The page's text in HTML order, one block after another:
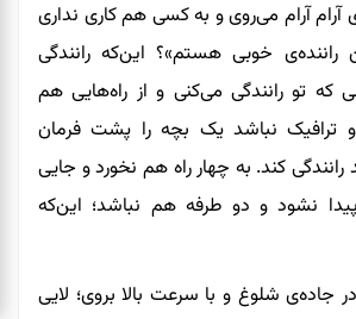
آرام می‌روی و به کسی هم کاری نداری
راننده‌ی خوبی هستم»؟این‌که رانندگی
که تو رانندگی می‌کنی و از راه‌هایی هم
ترافیک نباشد یک بچه‌ را پشت فرمان
کند. به چهار راه هم نخورد و جایی
نشود و دو طرفه هم نباشد؛ این‌که
جاده‌ی شلوغ و با سرعت بالا بروی؛ لایی